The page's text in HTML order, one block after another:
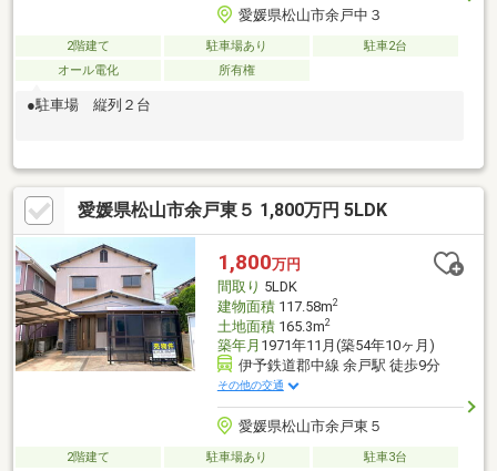
愛媛県松山市余戸中３
2階建て 駐車場あり
駐車2台
オール電化
所有権
●駐車場 縦列２台
愛媛県松山市余戸東５ 1,800万円 5LDK
1,800万円
間取り 5LDK
建物面積117.58m2
土地面積165.3m2
築年月 1971年11月(築54年10ヶ月)
伊予鉄道郡中線 余戸駅 徒歩9分
その他の交通
愛媛県松山市余戸東５
2階建て 駐車場あり
駐車3台